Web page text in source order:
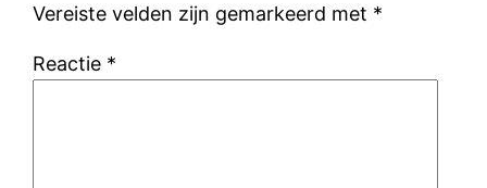
Vereiste velden zijn gemarkeerd met *
Reactie *